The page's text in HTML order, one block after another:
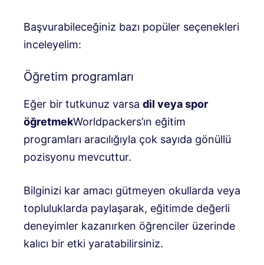
Başvurabileceğiniz bazı popüler seçenekleri
inceleyelim:
Öğretim programları
Eğer bir tutkunuz varsa dil veya spor
öğretmekWorldpackers’ın eğitim
programları aracılığıyla çok sayıda gönüllü
pozisyonu mevcuttur.
Bilginizi kar amacı gütmeyen okullarda veya
topluluklarda paylaşarak, eğitimde değerli
deneyimler kazanırken öğrenciler üzerinde
kalıcı bir etki yaratabilirsiniz.